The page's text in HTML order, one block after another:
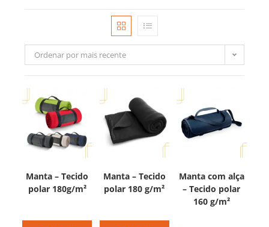
Ordenar por mais recente
Manta – Tecido
polar 180g/m²
Manta – Tecido
polar 180 g/m²
Manta com alça
– Tecido polar
160 g/m²